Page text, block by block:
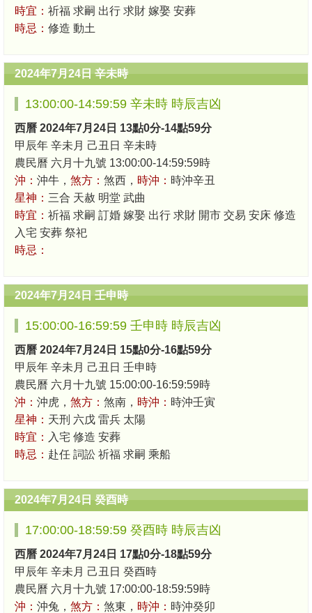
時宜： 祈福 求嗣 出行 求財 嫁娶 安葬
時忌： 修造 動土
2024年7月24日 辛未時
13:00:00-14:59:59 辛未時 時辰吉凶
西曆 2024年7月24日 13點0分-14點59分
甲辰年 辛未月 己丑日 辛未時
農民曆 六月十九號 13:00:00-14:59:59時
沖： 沖牛， 煞方： 煞西， 時沖： 時沖辛丑
星神： 三合 天赦 明堂 武曲
時宜： 祈福 求嗣 訂婚 嫁娶 出行 求財 開市 交易 安床 修造
入宅 安葬 祭祀
時忌：
2024年7月24日 壬申時
15:00:00-16:59:59 壬申時 時辰吉凶
西曆 2024年7月24日 15點0分-16點59分
甲辰年 辛未月 己丑日 壬申時
農民曆 六月十九號 15:00:00-16:59:59時
沖： 沖虎， 煞方： 煞南， 時沖： 時沖壬寅
星神： 天刑 六戊 雷兵 太陽
時宜： 入宅 修造 安葬
時忌： 赴任 詞訟 祈福 求嗣 乘船
2024年7月24日 癸酉時
17:00:00-18:59:59 癸酉時 時辰吉凶
西曆 2024年7月24日 17點0分-18點59分
甲辰年 辛未月 己丑日 癸酉時
農民曆 六月十九號 17:00:00-18:59:59時
沖： 沖兔， 煞方： 煞東， 時沖： 時沖癸卯